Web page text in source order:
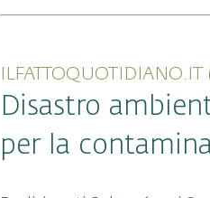
ILFATTOQUOTIDIANO.IT
Disastro
per la